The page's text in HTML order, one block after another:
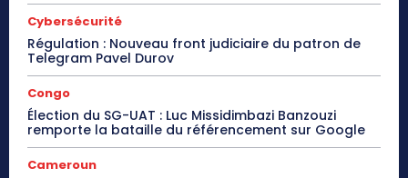
Cybersécurité
Régulation : Nouveau front judiciaire du patron de
Telegram Pavel Durov
Congo
Élection du SG-UAT : Luc Missidimbazi Banzouzi
remporte la bataille du référencement sur Google
Cameroun